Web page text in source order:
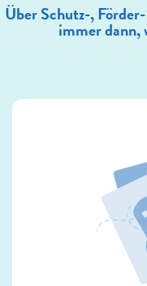
Über Schutz-,
immer dann,